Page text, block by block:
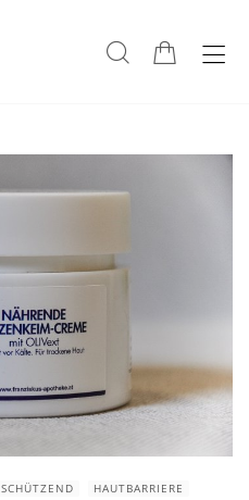
SCHÜTZEND
HAUTBARRIERE